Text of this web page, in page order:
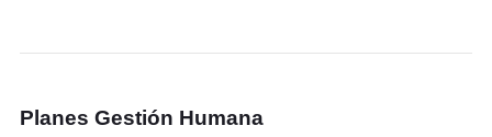
Planes Gestión Humana